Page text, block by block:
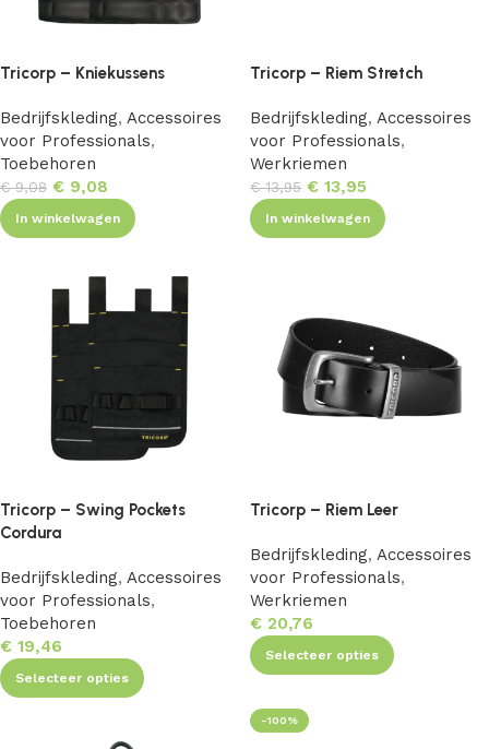
Tricorp – Kniekussens
Bedrijfskleding, Accessoires
voor Professionals,
Toebehoren
€9,08 € 9,08
In winkelwagen
Tricorp – Riem Stretch
Bedrijfskleding, Accessoires
voor Professionals,
Werkriemen
€13,95 € 13,95
In winkelwagen
Tricorp – Swing Pockets
Cordura
Bedrijfskleding, Accessoires
voor Professionals,
Toebehoren
€ 19,46
Selecteer opties
Tricorp – Riem Leer
Bedrijfskleding, Accessoires
voor Professionals,
Werkriemen
€ 20,76
Selecteer opties
-100%